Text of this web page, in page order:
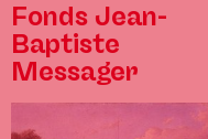
Fonds Jean-
Baptiste
Messager